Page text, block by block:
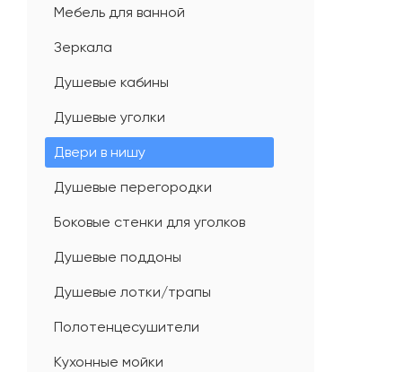
Мебель для ванной
Зеркала
Душевые кабины
Душевые уголки
Двери в нишу
Душевые перегородки
Боковые стенки для уголков
Душевые поддоны
Душевые лотки/трапы
Полотенцесушители
Кухонные мойки